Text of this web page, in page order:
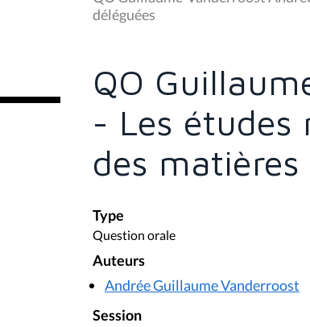
s
ê
c
:
déléguées
QO
- Les études
des matières
Type
Question orale
Auteurs
Andrée Guillaume Vanderroost
Session